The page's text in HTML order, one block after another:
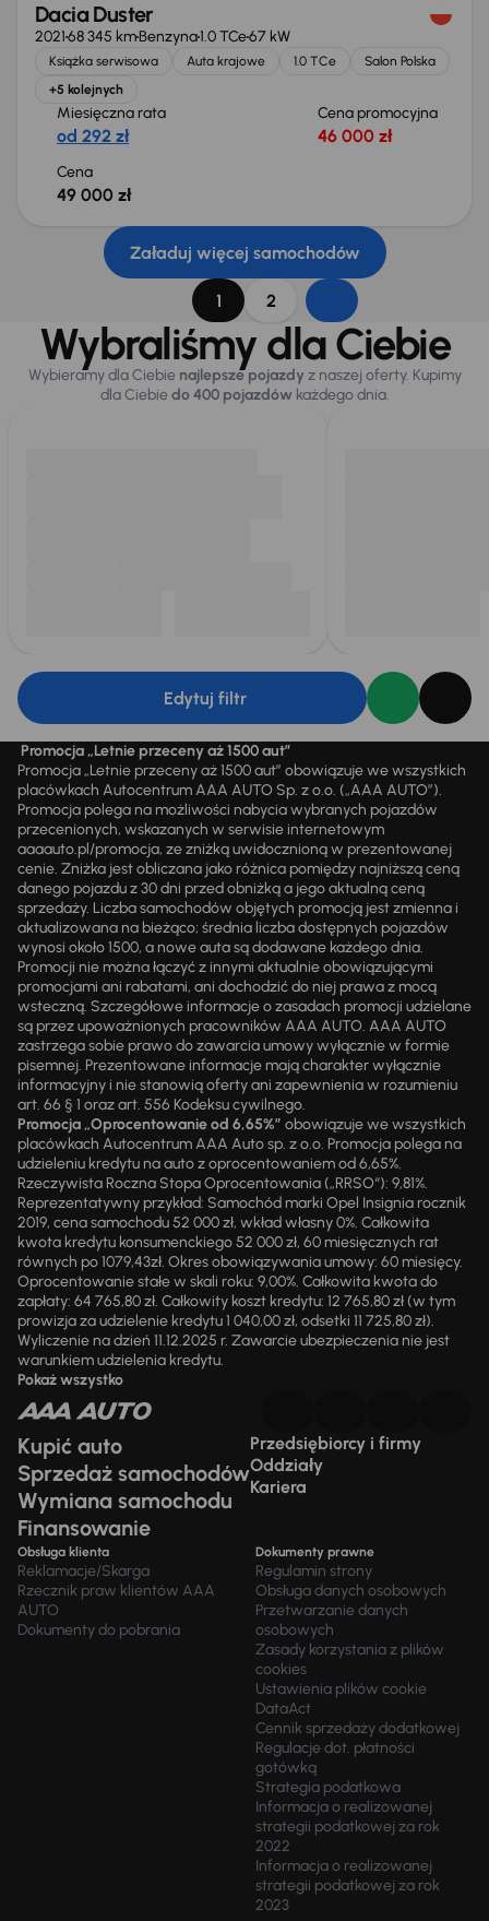
Dacia Duster
202168 345 kmBenzyna1.0 TCe67 kW
Książka serwisowa Auta krajowe 1.0 TCe
Salon Polska
+5 kolejnych
Miesięczna rata
od 292 zł
Cena promocyjna
46 000 zł
Cena
49 000 zł
Załaduj więcej samochodów
1 2
Wybraliśmy dla Ciebie
Wybieramy dla Ciebie najlepsze pojazdy z naszej oferty. Kupimy
dla Ciebiedo 400 pojazdówkażdego dnia.
Edytuj filtr
Promocja „Letnie przeceny aż 1500 aut”
Promocja „Letnie przeceny aż 1500 aut” obowiązuje we wszystkich
placówkach Autocentrum AAA AUTO Sp. z o.o. („AAA AUTO”).
Promocja polega na możliwości nabycia wybranych pojazdów
przecenionych, wskazanych w serwisie internetowym
aaaauto.pl/promocja, ze zniżką uwidocznioną w prezentowanej
cenie. Zniżka jest obliczana jako różnica pomiędzy najniższą ceną
danego pojazdu z 30 dni przed obniżką a jego aktualną ceną
sprzedaży. Liczba samochodów objętych promocją jest zmienna i
aktualizowana na bieżąco; średnia liczba dostępnych pojazdów
wynosi około 1500, a nowe auta są dodawane każdego dnia.
Promocji nie można łączyć z innymi aktualnie obowiązującymi
promocjami ani rabatami, ani dochodzić do niej prawa z mocą
wsteczną. Szczegółowe informacje o zasadach promocji udzielane
są przez upoważnionych pracowników AAA AUTO. AAA AUTO
zastrzega sobie prawo do zawarcia umowy wyłącznie w formie
pisemnej. Prezentowane informacje mają charakter wyłącznie
informacyjny i nie stanowią oferty ani zapewnienia w rozumieniu
art. 66 § 1 oraz art. 556 Kodeksu cywilnego.
Promocja „Oprocentowanie od 6,65%” obowiązuje we wszystkich
placówkach Autocentrum AAA Auto sp. z o.o. Promocja polega na
udzieleniu kredytu na auto z oprocentowaniem od 6,65%.
Rzeczywista Roczna Stopa Oprocentowania („RRSO“): 9,81%.
Reprezentatywny przykład: Samochód marki Opel Insignia rocznik
2019, cena samochodu 52 000 zł, wkład własny 0%. Całkowita
kwota kredytu konsumenckiego 52 000 zł, 60 miesięcznych rat
równych po 1079,43zł. Okres obowiązywania umowy: 60 miesięcy.
Oprocentowanie stałe w skali roku: 9,00%. Całkowita kwota do
zapłaty: 64 765,80 zł. Całkowity koszt kredytu: 12 765,80 zł (w tym
prowizja za udzielenie kredytu 1 040,00 zł, odsetki 11 725,80 zł).
Wyliczenie na dzień 11.12.2025 r. Zawarcie ubezpieczenia nie jest
warunkiem udzielenia kredytu.
Pokaż wszystko
Kupić auto
Sprzedaż samochodów
Wymiana samochodu
Finansowanie
Przedsiębiorcy i firmy
Oddziały
Kariera
Obsługa klienta
Reklamacje/Skarga
Rzecznik praw klientów AAA
AUTO
Dokumenty do pobrania
Dokumenty prawne
Regulamin strony
Obsługa danych osobowych
Przetwarzanie danych
osobowych
Zasady korzystania z plików
cookies
Ustawienia plików cookie
DataAct
Cennik sprzedaży dodatkowej
Regulacje dot. płatności
gotówką
Strategia podatkowa
Informacja o realizowanej
strategii podatkowej za rok
2022
Informacja o realizowanej
strategii podatkowej za rok
2023